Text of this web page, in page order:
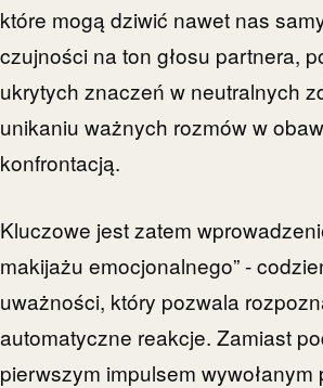
które mogą dziwić nawet nas
czujności na ton głosu partnera,
ukrytych znaczeń w neutralnych
unikaniu ważnych rozmów w
konfrontacją.
Kluczowe jest zatem
makijażu emocjonalnego” -
uważności, który pozwala
automatyczne reakcje. Zamiast
pierwszym impulsem wywołanym